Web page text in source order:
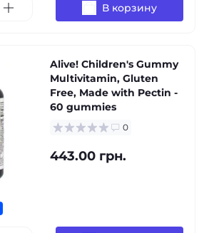
В корзину
Alive! Children's Gummy
Multivitamin, Gluten
Free, Made with Pectin -
60 gummies
0
443.00 грн.